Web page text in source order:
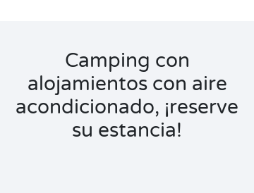
Camping con
alojamientos con aire
acondicionado, ¡reserve
su estancia!